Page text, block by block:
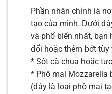
Phần nhân chính là
tạo của mình. Dưới
và phổ biến nhất, bạn
đổi hoặc thêm bớt tùy
* Sốt cà chua hoặc
* Phô mai Mozzarella
(đây là loại phô mai